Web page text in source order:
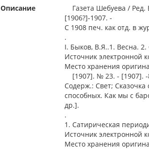
Описание
Газета Шебуева / Ред.
[1906?]-1907. -
С 1908 печ. как отд. в
.
I. Быков, В.Я..1. Весна.
Источник электронной
Место хранения
[1907]. № 23. - [1907]. -
Содерж.: Свет;
способных. Как мы с
др.].
.
1. Сатирическая
Источник электронной
Место хранения